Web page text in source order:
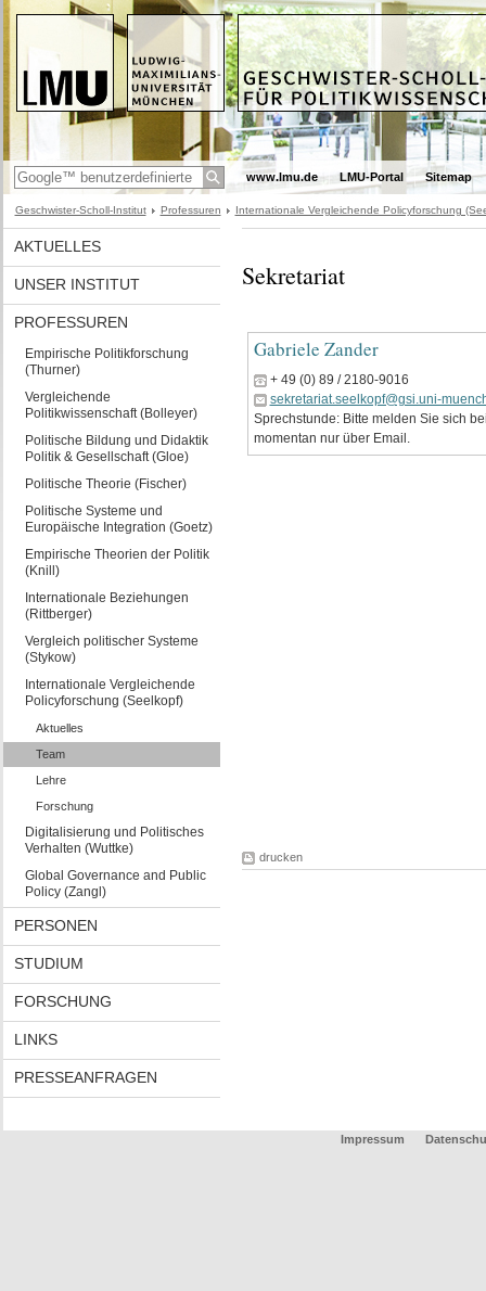
www.lmu.de LMU-Portal Sitemap
Geschwister-Scholl-Institut Professuren Internationale Vergleichende Policyforschung
AKTUELLES
UNSER INSTITUT
PROFESSUREN
Empirische Politikforschung
(Thurner)
Vergleichende
Politikwissenschaft (Bolleyer)
Politische Bildung und Didaktik
Politik & Gesellschaft (Gloe)
Politische Theorie (Fischer)
Politische Systeme und
Europäische Integration (Goetz)
Empirische Theorien der Politik
(Knill)
Internationale Beziehungen
(Rittberger)
Vergleich politischer Systeme
(Stykow)
Internationale Vergleichende
Policyforschung (Seelkopf)
Aktuelles
Team
Lehre
Forschung
Digitalisierung und Politisches
Verhalten (Wuttke)
Global Governance and Public
Policy (Zangl)
PERSONEN
STUDIUM
FORSCHUNG
LINKS
PRESSEANFRAGEN
Sekretariat
Gabriele Zander
+ 49 (0) 89 / 2180-9016
sekretariat.seelkopf@gsi.uni-
Sprechstunde: Bitte melden Sie sich
momentan nur über Email.
drucken
Impressum